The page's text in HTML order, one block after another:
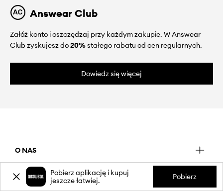
Answear Club
Załóż konto i oszczędzaj przy każdym zakupie. W Answear
Club zyskujesz do20%stałego rabatu od cen regularnych.
Dowiedz się więcej
O NAS
INFORMACJE
Pobierz aplikację i kupuj
jeszcze łatwiej.
Pobierz